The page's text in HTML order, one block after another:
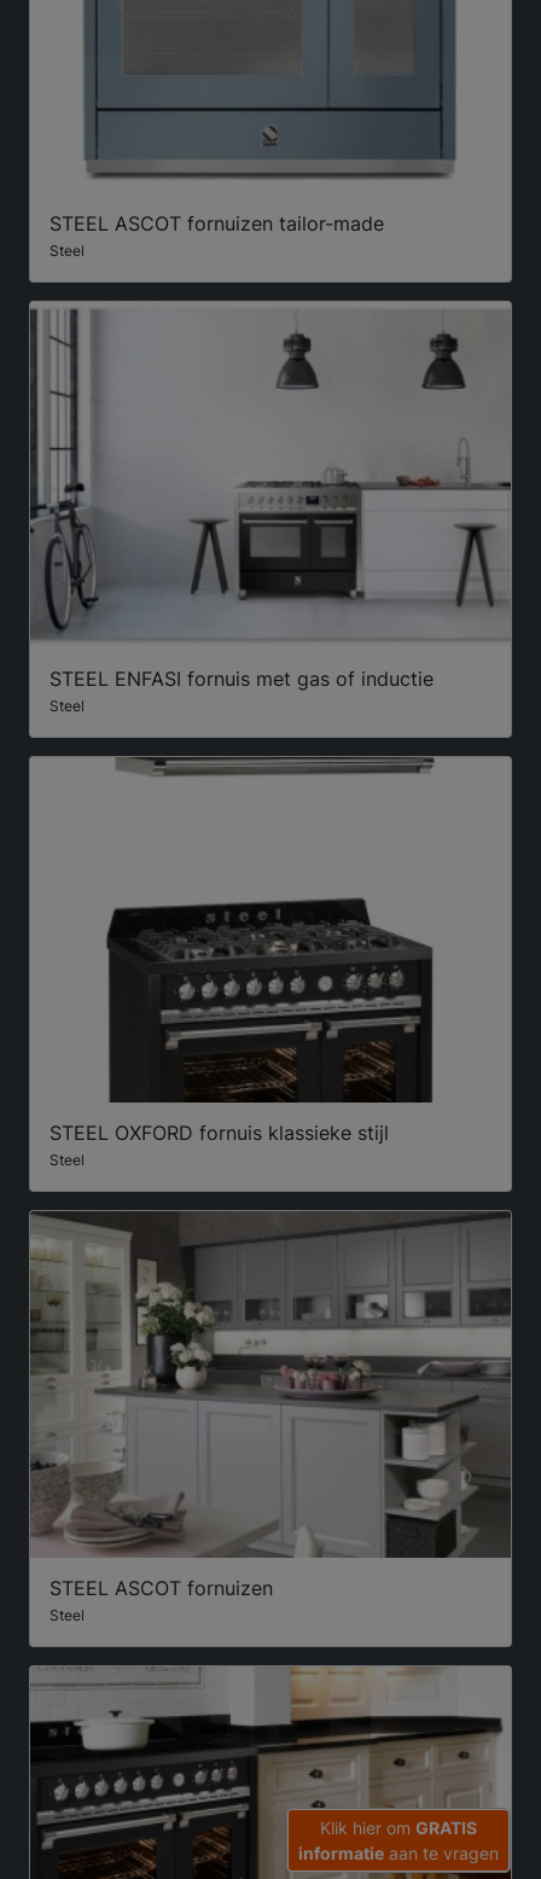
STEEL ASCOT fornuizen tailor-made
Steel
STEEL ENFASI fornuis met gas of inductie
Steel
STEEL OXFORD fornuis klassieke stijl
Steel
STEEL ASCOT fornuizen
Steel
Klik hier om GRATIS
informatie aan te vragen